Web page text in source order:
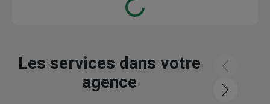
Loading...
Les services dans votre
agence